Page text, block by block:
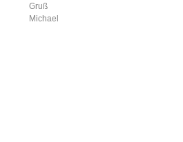
Gruß
Michael